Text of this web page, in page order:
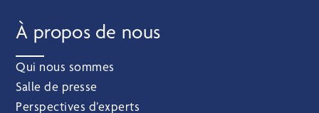
À propos de nous
Qui nous sommes
Salle de presse
Perspectives d’experts